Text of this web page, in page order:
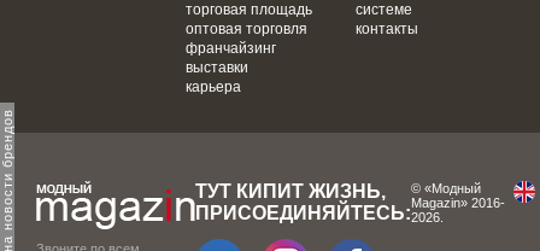
торговая площадь
оптовая торговля
франчайзинг
выставки
карьера
системе
контакты
ТУТ КИПИТ ЖИЗНЬ,
ПРИСОЕДИНЯЙТЕСЬ:
© «Модный
Magazin» 2016-
2026.